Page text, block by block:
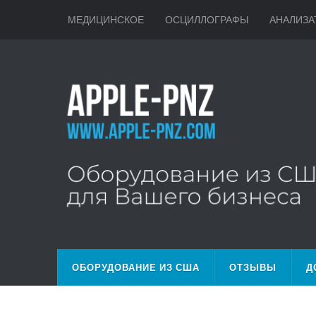
МЕДИЦИНСКОЕ ОСЦИЛЛОГРАФЫ
ОБОРУДОВАНИЕ ИЗ США ОТЗЫВЫ